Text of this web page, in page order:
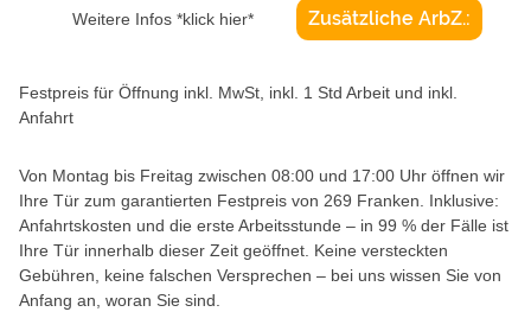
Weitere Infos *klick hier* Zusätzliche ArbZ.:
Festpreis für Öffnung inkl. MwSt, inkl. 1 Std Arbeit und inkl.
Anfahrt
Von Montag bis Freitag zwischen 08:00 und 17:00 Uhr öffnen wir
Ihre Tür zum garantierten Festpreis von 269 Franken. Inklusive:
Anfahrtskosten und die erste Arbeitsstunde – in 99 % der Fälle ist
Ihre Tür innerhalb dieser Zeit geöffnet. Keine versteckten
Gebühren, keine falschen Versprechen – bei uns wissen Sie von
Anfang an, woran Sie sind.